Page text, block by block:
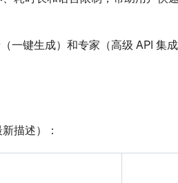
一键生成）和专家（高级 API 集
描述）：